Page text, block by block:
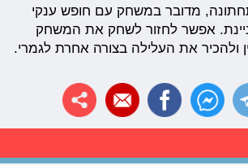
מדובר במשחק עם חופש ענקי
אפשר לחזור לשחק את המשחק
ולהכיר את העלילה בצורה אחרת לגמרי.